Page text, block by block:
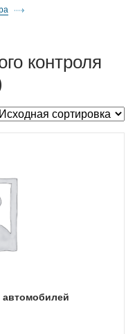
автомобилей